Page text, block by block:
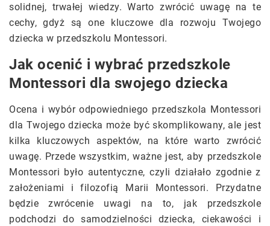
solidnej, trwałej wiedzy. Warto zwrócić uwagę na te
cechy, gdyż są one kluczowe dla rozwoju Twojego
dziecka w przedszkolu Montessori.
Jak ocenić i wybrać przedszkole
Montessori dla swojego dziecka
Ocena i wybór odpowiedniego przedszkola Montessori
dla Twojego dziecka może być skomplikowany, ale jest
kilka kluczowych aspektów, na które warto zwrócić
uwagę. Przede wszystkim, ważne jest, aby przedszkole
Montessori było autentyczne, czyli działało zgodnie z
założeniami i filozofią Marii Montessori. Przydatne
będzie zwrócenie uwagi na to, jak przedszkole
podchodzi do samodzielności dziecka, ciekawości i